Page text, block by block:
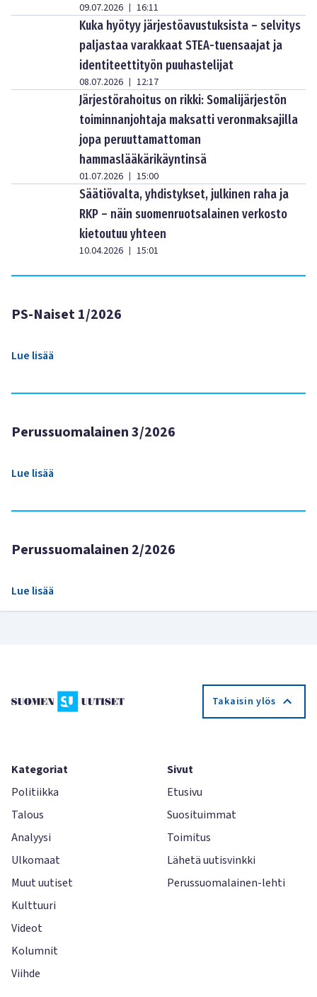
09.07.2026 | 16:11
Kuka hyötyy järjestöavustuksista – selvitys
paljastaa varakkaat STEA-tuensaajat ja
identiteettityön puuhastelijat
08.07.2026 | 12:17
Järjestörahoitus on rikki: Somalijärjestön
toiminnanjohtaja maksatti veronmaksajilla
jopa peruuttamattoman
hammaslääkärikäyntinsä
01.07.2026 | 15:00
Säätiövalta, yhdistykset, julkinen raha ja
RKP – näin suomenruotsalainen verkosto
kietoutuu yhteen
10.04.2026 | 15:01
PS-Naiset 1/2026
Lue lisää
Perussuomalainen 3/2026
Lue lisää
Perussuomalainen 2/2026
Lue lisää
Takaisin ylös
Kategoriat
Politiikka
Talous
Analyysi
Ulkomaat
Muut uutiset
Kulttuuri
Videot
Kolumnit
Viihde
Sivut
Etusivu
Suosituimmat
Toimitus
Lähetä uutisvinkki
Perussuomalainen-lehti